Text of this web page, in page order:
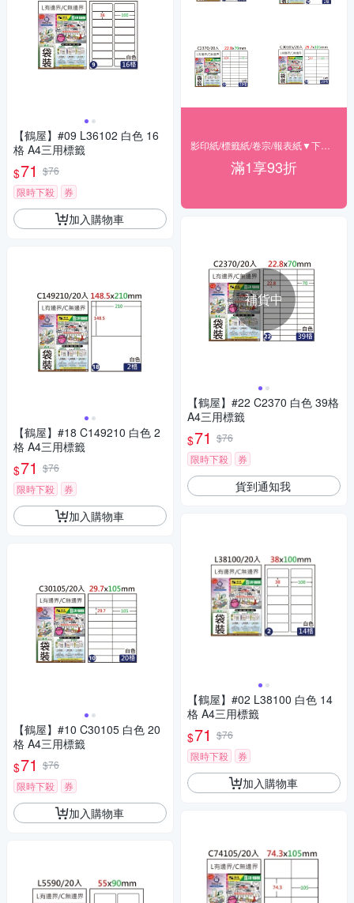
【鶴屋】#09 L36102 白色 16
格 A4三用標籤
$71 $76
限時下殺
券
加入購物車
【鶴屋】#18 C149210 白色 2
格 A4三用標籤
$71 $76
限時下殺
券
加入購物車
【鶴屋】#10 C30105 白色 20
格 A4三用標籤
$71 $76
限時下殺
券
加入購物車
滿1享93折
補貨中
【鶴屋】#22 C2370 白色 39格
A4三用標籤
$71 $76
限時下殺
券
貨到通知我
【鶴屋】#02 L38100 白色 14
格 A4三用標籤
$71 $76
限時下殺
券
加入購物車